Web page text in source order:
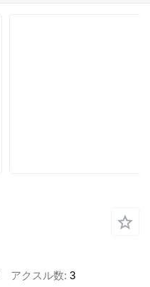
アクスル数 3